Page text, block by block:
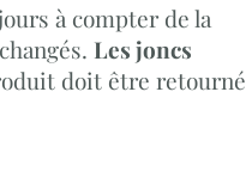
à compter de la
Les joncs
doit être retourné